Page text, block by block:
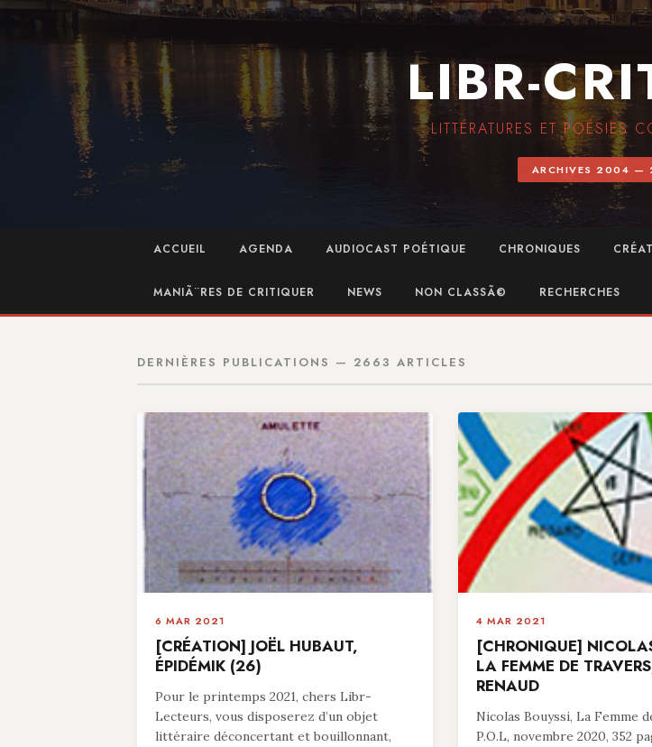
LIBR-
LITTÉRATURES ET POÉSIES
ARCHIVES 2004 —
ACCUEIL AGENDA AUDIOCAST POÉTIQUE CHRONIQUES
MANIÃ¨RES DE CRITIQUER NEWS NON CLASSÃ© RECHERCHES
DERNIÈRES PUBLICATIONS — 2663 ARTICLES
6 MAR 2021
[CRÉATION] JOËL HUBAUT,
ÉPIDÉMIK (26)
Pour le printemps 2021, chers Libr-
Lecteurs, vous disposerez d’un objet
littéraire déconcertant et bouillonnant,
4 MAR 2021
[CHRONIQUE]
LA FEMME DE
RENAUD
Nicolas Bouyssi, La Femme
P.O.L, novembre 2020, 352